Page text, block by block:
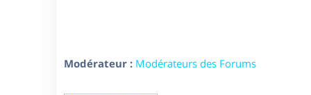
Modérateur : Modérateurs des Forums